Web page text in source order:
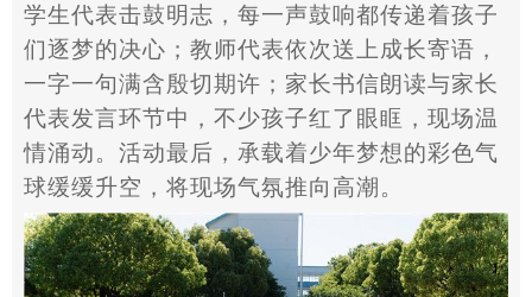
学生代表击鼓明志，每一声鼓响都传递着孩子
们逐梦的决心；教师代表依次送上成长寄语，
一字一句满含殷切期许；家长书信朗读与家长
代表发言环节中，不少孩子红了眼眶，现场温
情涌动。活动最后，承载着少年梦想的彩色气
球缓缓升空，将现场气氛推向高潮。